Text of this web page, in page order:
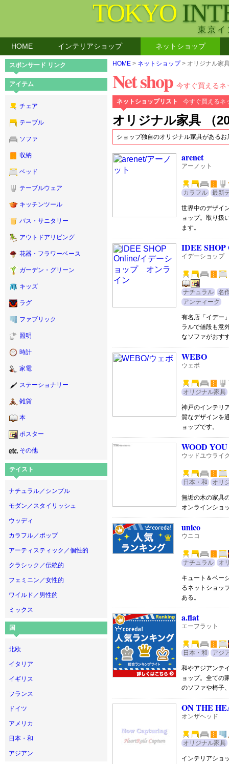
TOKYO
東京イ
HOME インテリアショップ ネットショップ
スポンサード リンク
アイテム
チェア
テーブル
ソファ
収納
ベッド
テーブルウェア
キッチンツール
バス・サニタリー
アウトドアリビング
花器・フラワーベース
ガーデン・グリーン
キッズ
ラグ
ファブリック
照明
時計
家電
ステーショナリー
雑貨
本
ポスター
その他
テイスト
ナチュラル／シンプル
モダン／スタイリッシュ
ウッディ
カラフル／ポップ
アーティスティック／個性的
クラシック／伝統的
フェミニン／女性的
ワイルド／男性的
ミックス
国
北欧
イタリア
イギリス
フランス
ドイツ
アメリカ
日本・和
アジアン
HOME > ネットショップ> オリジナル家
Net shop 今すぐ買えるネ
ネットショップリスト 今すぐ買えるネ
オリジナル家具 （
ショップ独自のオリジナル家具があるお
arenet
アーノット
カラフル 最新
世界中のデザイ
ョップ。取り扱
ます。
IDEE SHOP
イデーショップ
ナチュラル
名
アンティーク
有名店「イデー
ラルで値段も意
なソファがおす
WEBO
ウェボ
オリジナル家具
神戸のインテリ
質なデザインを
ョップです。
WOOD
ウッドユウライ
日本・和 オリ
無垢の木の家具
オンラインショ
unico
ウニコ
ナチュラル オ
キュート＆ベー
るネットショッ
ある。
a.flat
エーフラット
日本・和 アジ
和やアジアンテ
ョップ。全ての
のソファや椅子
ON THE
オンザヘッド
オリジナル家具
インテリアショ